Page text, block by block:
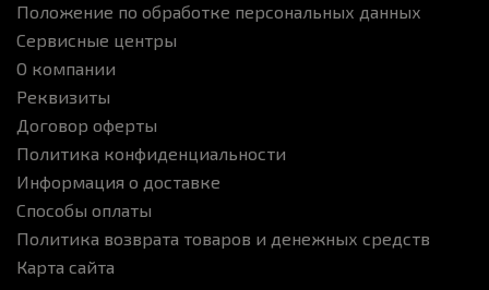
Положение по обработке персональных данных
Сервисные центры
О компании
Реквизиты
Договор оферты
Политика конфиденциальности
Информация о доставке
Способы оплаты
Политика возврата товаров и денежных средств
Карта сайта